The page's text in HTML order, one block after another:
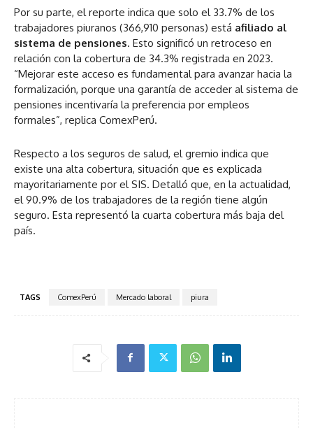
Por su parte, el reporte indica que solo el 33.7% de los
trabajadores piuranos (366,910 personas) está afiliado al
sistema de pensiones. Esto significó un retroceso en
relación con la cobertura de 34.3% registrada en 2023.
“Mejorar este acceso es fundamental para avanzar hacia la
formalización, porque una garantía de acceder al sistema de
pensiones incentivaría la preferencia por empleos
formales”, replica ComexPerú.
Respecto a los seguros de salud, el gremio indica que
existe una alta cobertura, situación que es explicada
mayoritariamente por el SIS. Detalló que, en la actualidad,
el 90.9% de los trabajadores de la región tiene algún
seguro. Esta representó la cuarta cobertura más baja del
país.
TAGS ComexPerú Mercado laboral piura